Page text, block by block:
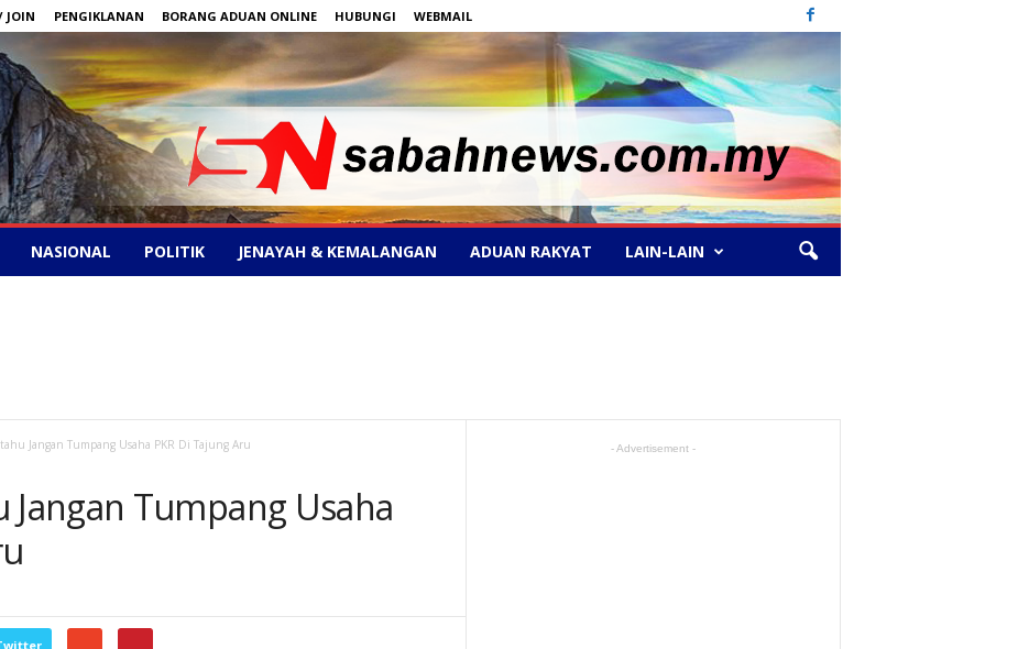
JOIN PENGIKLANAN BORANG ADUAN ONLINE HUBUNGI WEBMAIL
NASIONAL POLITIK JENAYAH & KEMALANGAN ADUAN RAKYAT LAIN-LAIN
Jangan Tumpang Usaha PKR Di Tajung Aru
Jangan Tumpang Usaha
- Advertisement -